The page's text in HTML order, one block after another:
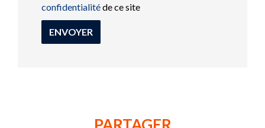
confidentialitéde ce site
ENVOYER